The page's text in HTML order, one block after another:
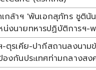
เกล้าฯ 'พันเอกสุภัทร ชูตินั
น่งนายทหารปฏิบัติการฯ-พ
'
-ตุรเคีย-ปากีสถานลงนา
องกันประเทศท่ามกลางสง